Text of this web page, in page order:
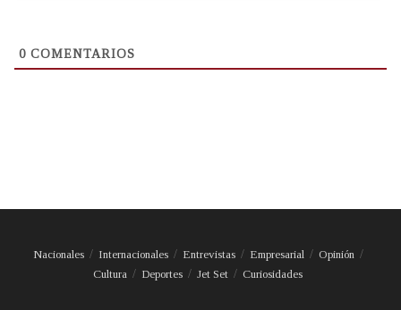
0 COMENTARIOS
Nacionales Internacionales Entrevistas Empresarial
Opinión
Cultura
Deportes Jet Set Curiosidades